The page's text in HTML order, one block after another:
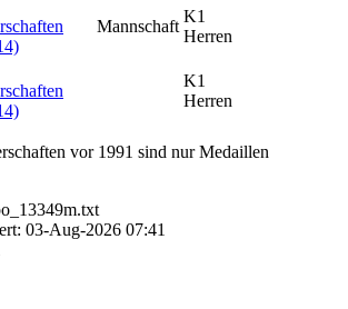
Mannschaft
K1
Herren
K1
Herren
vor 1991 sind nur Medaillen
03-Aug-2026 07:41